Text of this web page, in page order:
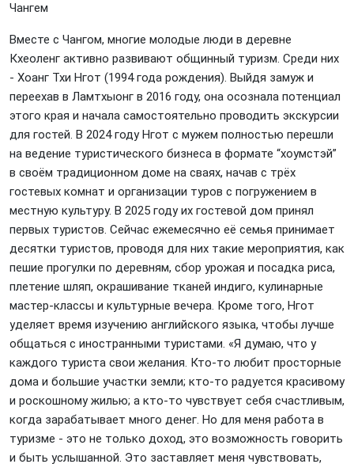
Чангем
Вместе с Чангом, многие молодые люди в деревне
Кхеоленг активно развивают общинный туризм. Среди них
- Хоанг Тхи Нгот (1994 года рождения). Выйдя замуж и
переехав в Ламтхыонг в 2016 году, она осознала потенциал
этого края и начала самостоятельно проводить экскурсии
для гостей. В 2024 году Нгот с мужем полностью перешли
на ведение туристического бизнеса в формате “хоумстэй”
в своём традиционном доме на сваях, начав с трёх
гостевых комнат и организации туров с погружением в
местную культуру. В 2025 году их гостевой дом принял
первых туристов. Сейчас ежемесячно её семья принимает
десятки туристов, проводя для них такие мероприятия, как
пешие прогулки по деревням, сбор урожая и посадка риса,
плетение шляп, окрашивание тканей индиго, кулинарные
мастер-классы и культурные вечера. Кроме того, Нгот
уделяет время изучению английского языка, чтобы лучше
общаться с иностранными туристами. «Я думаю, что у
каждого туриста свои желания. Кто-то любит просторные
дома и большие участки земли; кто-то радуется красивому
и роскошному жилью; а кто-то чувствует себя счастливым,
когда зарабатывает много денег. Но для меня работа в
туризме - это не только доход, это возможность говорить
и быть услышанной. Это заставляет меня чувствовать,